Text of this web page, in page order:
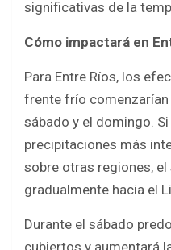
significativas de la
Cómo impactará en
Para Entre Ríos, los
frente frío comenzarían
sábado y el domingo.
precipitaciones más
sobre otras regiones,
gradualmente hacia el
Durante el sábado